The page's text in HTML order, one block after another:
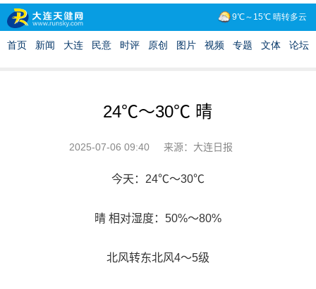
24℃～30℃ 晴
2025-07-06 09:40 来源：大连日报
今天：24℃～30℃
晴 相对湿度：50%～80%
北风转东北风4～5级